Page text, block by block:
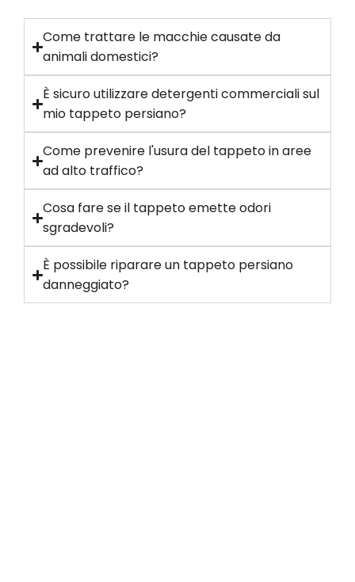
Come trattare le macchie causate da
animali domestici?
È sicuro utilizzare detergenti commerciali sul
mio tappeto persiano?
Come prevenire l'usura del tappeto in aree
ad alto traffico?
Cosa fare se il tappeto emette odori
sgradevoli?
È possibile riparare un tappeto persiano
danneggiato?